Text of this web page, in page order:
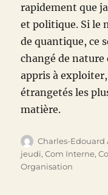
rapidement que
et politique. Si le
de quantique, ce
changé de nature
appris à
étrangetés les
matière.
Auteur
Charles-Edouard
jeudi,Com Interne,
Organisation